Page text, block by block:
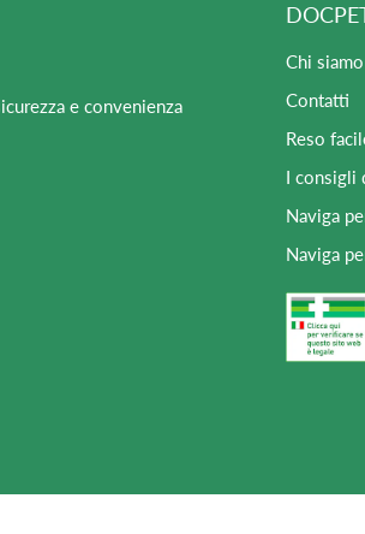
e convenienza
Chi siamo
Contatti
Reso
I consigli
Naviga
Naviga